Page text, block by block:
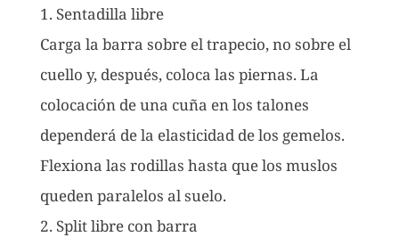
1. Sentadilla libre
Carga la barra sobre el trapecio, no sobre el
cuello y, después, coloca las piernas. La
colocación de una cuña en los talones
dependerá de la elasticidad de los gemelos.
Flexiona las rodillas hasta que los muslos
queden paralelos al suelo.
2. Split libre con barra